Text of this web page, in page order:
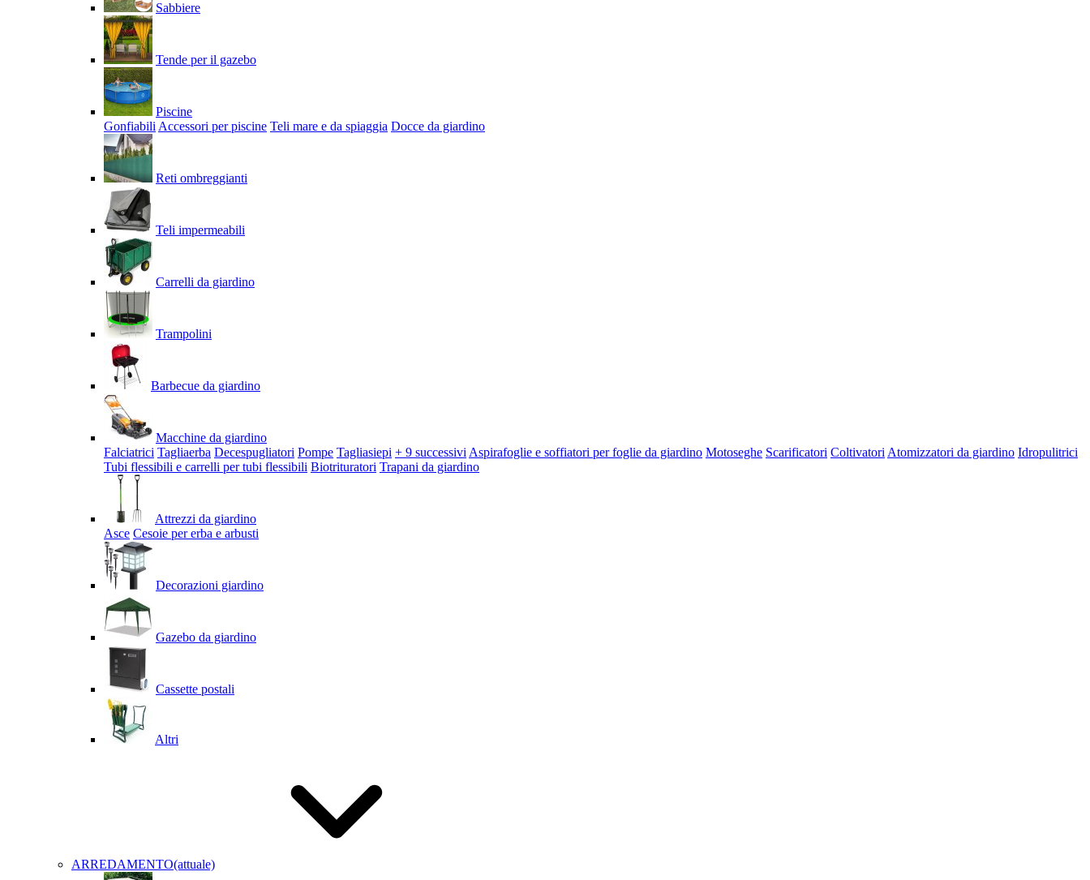
Sabbiere
Tende per il gazebo
Piscine
Gonfiabili Accessori per piscine Teli mare e da spiaggia Docce da giardino
Reti ombreggianti
Teli impermeabili
Carrelli da giardino
Trampolini
Barbecue da giardino
Macchine da giardino
Falciatrici Tagliaerba Decespugliatori Pompe Tagliasiepi + 9 successivi Aspirafoglie e soffiatori per foglie da giardino Motoseghe Scarificatori Coltivatori Atomizzatori da giardino Idropulitrici
Tubi flessibili e carrelli per tubi flessibili Biotrituratori Trapani da giardino
Attrezzi da giardino
Asce Cesoie per erba e arbusti
Decorazioni giardino
Gazebo da giardino
Cassette postali
Altri
ARREDAMENTO(attuale)